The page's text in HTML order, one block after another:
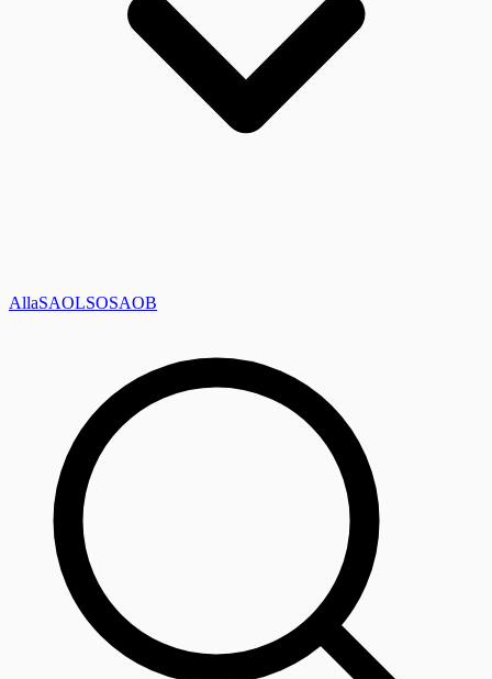
AllaSAOLSOSAOB